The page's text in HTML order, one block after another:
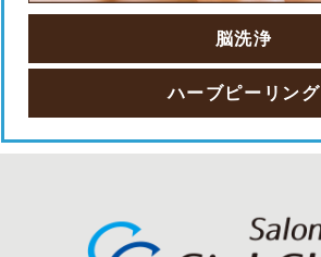
脳洗浄
ハーブピーリング